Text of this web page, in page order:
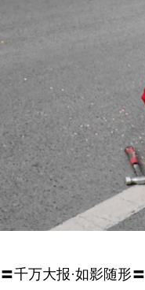
〓千万大报·如影随形〓